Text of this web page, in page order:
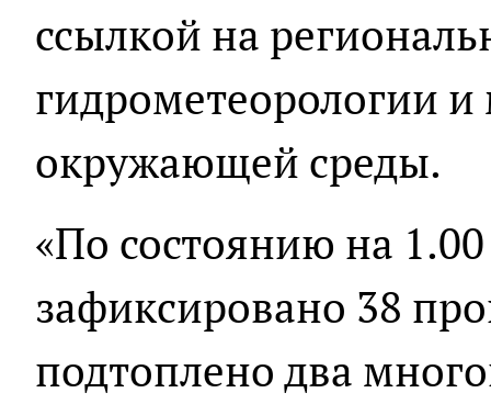
ссылкой на
гидрометеорологии
окружающей среды.
«По состоянию на
зафиксировано 38
подтоплено два